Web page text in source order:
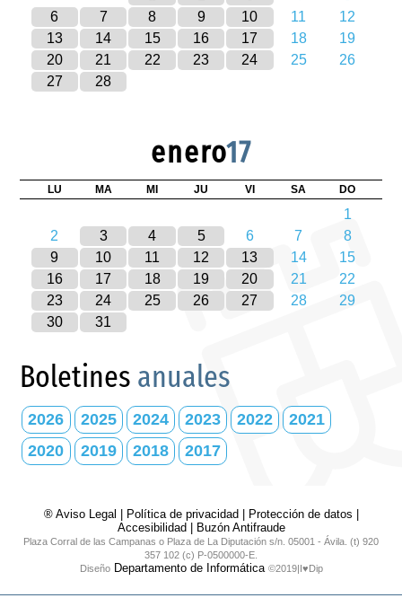
6
7 8 9 10 11
12
13
14 15 16 17 18
19
20
21 22 23 24 25
26
27
28
enero17
LU MA MI JU VI SA DO
1
2
3 4 5 6 7
8
9
10 11 12 13 14
15
16
17 18 19 20 21
22
23
24 25 26 27 28
29
30
31
Boletines anuales
2026 2025 2024 2023 2022
2021
2020
2019 2018 2017
® Aviso Legal | Política de privacidad| Protección de datos |
Accesibilidad| Buzón Antifraude
Plaza Corral de las Campanas o Plaza de La Diputación s/n. 05001 - Ávila. (t) 920
357 102 (c) P-0500000-E.
DiseñoDepartamento de Informática ©2019|I♥Dip